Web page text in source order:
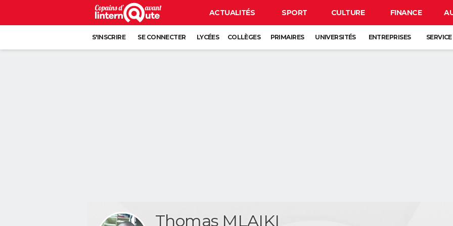
ACTUALITÉS SPORT CULTURE FINANCE
S'INSCRIRE SE CONNECTER LYCÉES COLLÈGES PRIMAIRES UNIVERSITÉS ENTREPRISES
Thomas MLAIKI